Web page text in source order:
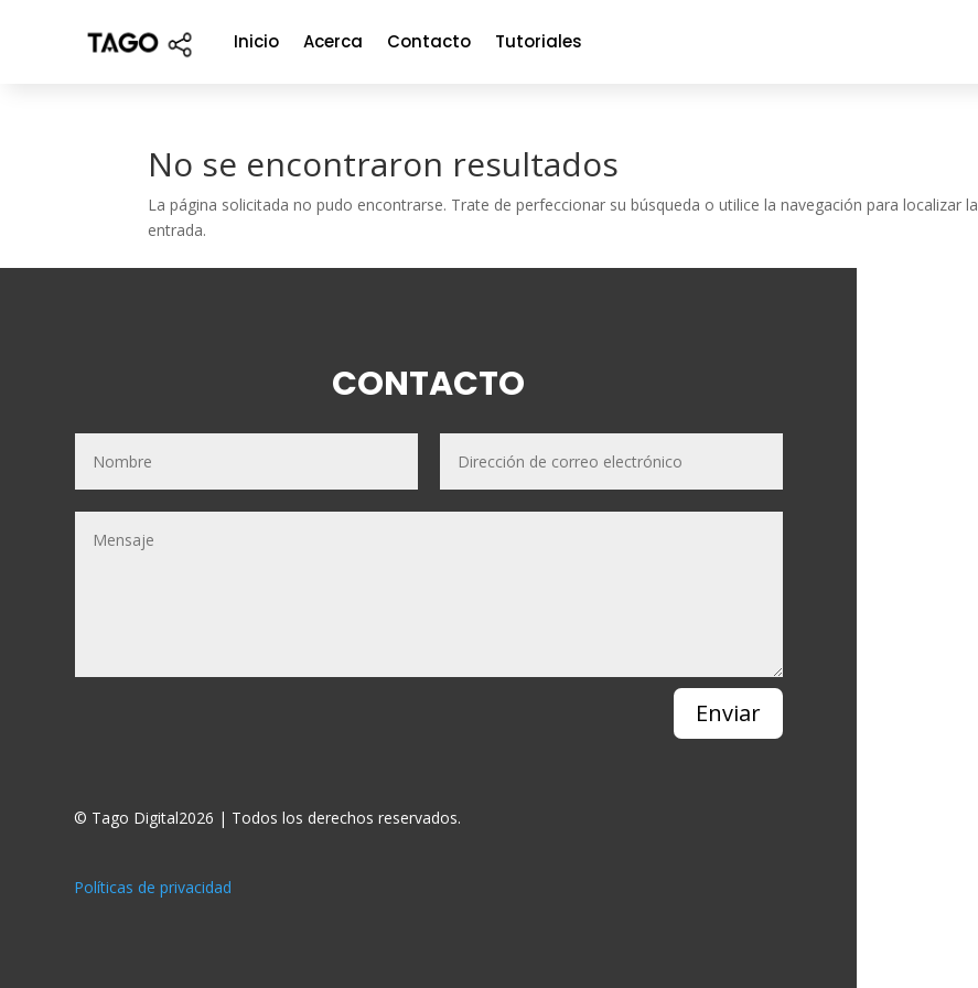
Inicio Acerca Contacto Tutoriales
No se encontraron resultados
La página solicitada no pudo encontrarse. Trate de perfeccionar su búsqueda o utilice la navegación para localizar la
entrada.
CONTACTO
Enviar
© Tago Digital2026 | Todos los derechos reservados.
Políticas de privacidad